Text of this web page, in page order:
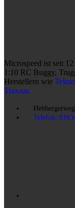
Microspeed ist seit
1:10 RC Buggy,
Herstellern wie
Traxxas
Telefon: